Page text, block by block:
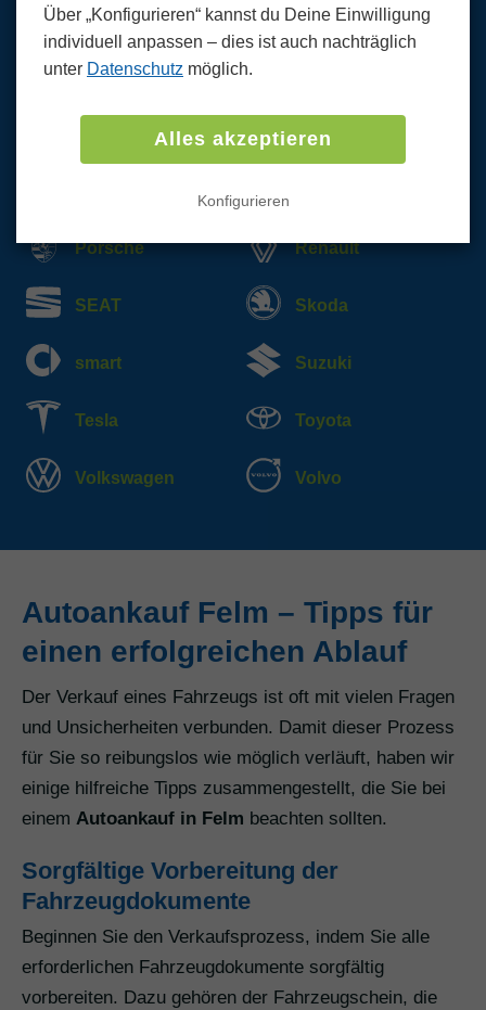
Mercedes MG
MINI
Opel
Porsche Renault
SEAT Skoda
smart Suzuki
Tesla Toyota
Volkswagen Volvo
Autoankauf Felm – Tipps für
einen erfolgreichen Ablauf
Der Verkauf eines Fahrzeugs ist oft mit vielen Fragen
und Unsicherheiten verbunden. Damit dieser Prozess
für Sie so reibungslos wie möglich verläuft, haben wir
einige hilfreiche Tipps zusammengestellt, die Sie bei
einem Autoankauf in Felm beachten sollten.
Sorgfältige Vorbereitung der
Fahrzeugdokumente
Beginnen Sie den Verkaufsprozess, indem Sie alle
erforderlichen Fahrzeugdokumente sorgfältig
vorbereiten. Dazu gehören der Fahrzeugschein, die
Über „Konfigurieren“ kannst du Deine Einwilligung
individuell anpassen ‒ dies ist auch nachträglich
unter Datenschutz möglich.
Alles akzeptieren
Konfigurieren